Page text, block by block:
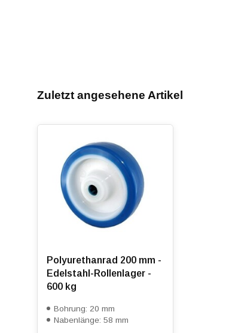
Zuletzt angesehene Artikel
Polyurethanrad 200 mm -
Edelstahl-Rollenlager -
600 kg
Bohrung: 20 mm
Nabenlänge: 58 mm